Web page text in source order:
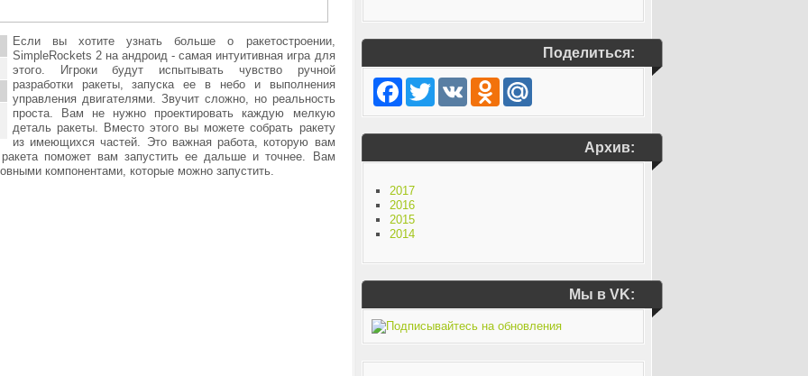
Если вы хотите узнать больше о ракетостроении,
SimpleRockets 2 на андроид - самая интуитивная игра для
этого. Игроки будут испытывать чувство ручной
разработки ракеты, запуска ее в небо и выполнения
управления двигателями. Звучит сложно, но реальность
проста. Вам не нужно проектировать каждую мелкую
деталь ракеты. Вместо этого вы можете собрать ракету
из имеющихся частей. Это важная работа, которую вам
поможет вам запустить ее дальше и точнее. Вам
компонентами, которые можно запустить.
Поделиться:
FacebookTwitter VK Odnoklassniki
Архив:
2017
2016
2015
2014
Мы в VK: